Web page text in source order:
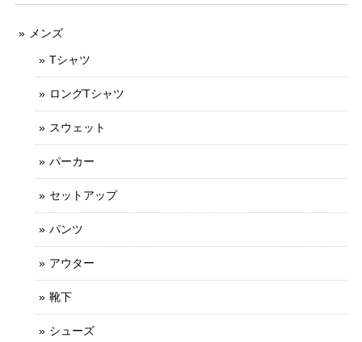
メンズ
Tシャツ
ロングTシャツ
スウェット
パーカー
セットアップ
パンツ
アウター
靴下
シューズ